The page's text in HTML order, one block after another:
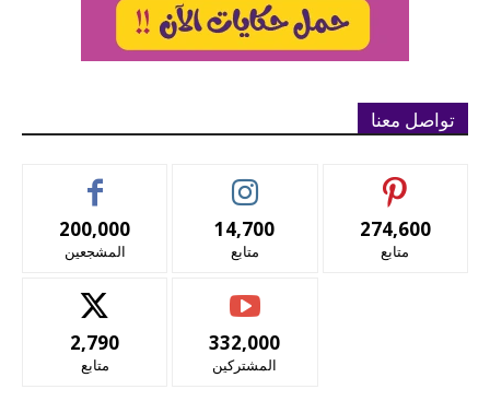
تواصل معنا
200,000
المشجعين
14,700
متابع
274,600
متابع
2,790
متابع
332,000
المشتركين